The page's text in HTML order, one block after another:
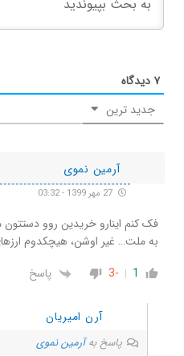
۷ دیدگاه
جدید ترین
آرمین نموی
فک کنم اینارو خریدین روو
به ملت… غیر اوشن، هیچکدوم
1
-3 پاسخ
آرن امیریان
پاسخ بهآرمین نموی